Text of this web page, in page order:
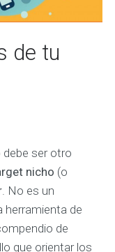
de tu
debe ser otro
nicho (o
. No es un
herramienta de
de
que orientar los